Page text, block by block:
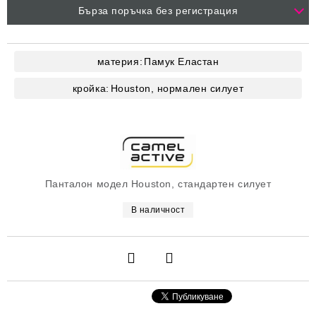
Панталон модел Houston, стандартен силует
В наличност
Бърза поръчка без регистрация
материя: Памук Еластан
кройка: Houston, нормален силует